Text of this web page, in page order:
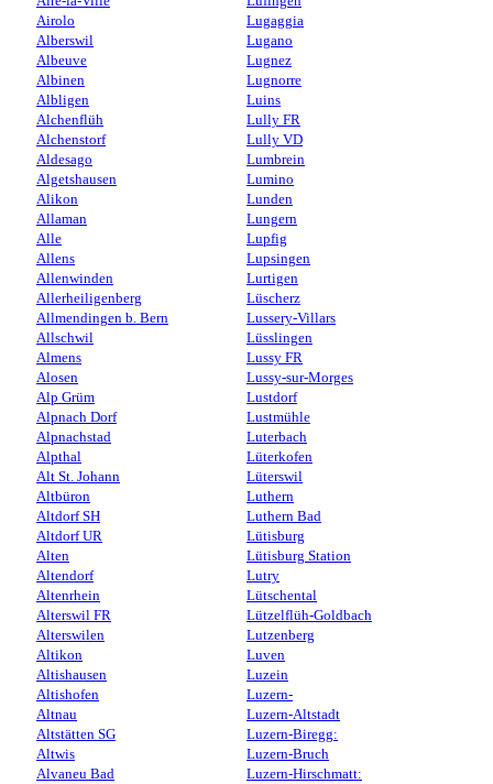
Airolo
Alberswil
Albeuve
Albinen
Albligen
Alchenflüh
Alchenstorf
Aldesago
Algetshausen
Alikon
Allaman
Alle
Allens
Allenwinden
Allerheiligenberg
Allmendingen b. Bern
Allschwil
Almens
Alosen
Alp Grüm
Alpnach Dorf
Alpnachstad
Alpthal
Alt St. Johann
Altbüron
Altdorf SH
Altdorf UR
Alten
Altendorf
Altenrhein
Alterswil FR
Alterswilen
Altikon
Altishausen
Altishofen
Altnau
Altstätten SG
Altwis
Alvaneu Bad
Lugaggia
Lugano
Lugnez
Lugnorre
Luins
Lully FR
Lully VD
Lumbrein
Lumino
Lunden
Lungern
Lupfig
Lupsingen
Lurtigen
Lüscherz
Lussery-Villars
Lüsslingen
Lussy FR
Lussy-sur-Morges
Lustdorf
Lustmühle
Luterbach
Lüterkofen
Lüterswil
Luthern
Luthern Bad
Lütisburg
Lütisburg Station
Lutry
Lütschental
Lützelflüh-Goldbach
Lutzenberg
Luven
Luzein
Luzern-
Luzern-Altstadt
Luzern-Biregg:
Luzern-Bruch
Luzern-Hirschmatt: